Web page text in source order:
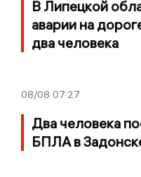
В Липецкой
аварии на
два человека
08/08 07:27
Два человека
БПЛА в